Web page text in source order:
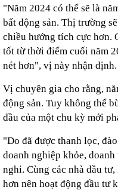
"Năm 2024 có thể sẽ là
bất động sản. Thị trường
chiều hướng tích cực hơn.
tốt từ thời điểm cuối năm
nét hơn", vị này nhận định.
Vị chuyên gia cho rằng,
động sản. Tuy không thể
đầu của một chu kỳ mới
"Do đã được thanh lọc,
doanh nghiệp khỏe,
nghi. Cùng các nhà đầu
hơn nên hoạt động đầu tư